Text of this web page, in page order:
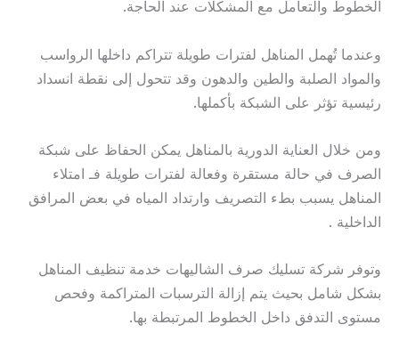
الخطوط والتعامل مع المشكلات عند الحاجة.
وعندما تُهمل المناهل لفترات طويلة تتراكم داخلها الرواسب
والمواد الصلبة والطين والدهون وقد تتحول إلى نقطة انسداد
رئيسية تؤثر على الشبكة بأكملها.
ومن خلال العناية الدورية بالمناهل يمكن الحفاظ على شبكة
الصرف في حالة مستقرة وفعالة لفترات طويلة فـ امتلاء
المناهل يسبب بطء التصريف وارتداد المياه في بعض المرافق
الداخلية .
وتوفر شركة تسليك صرف الشاليهات خدمة تنظيف المناهل
بشكل شامل بحيث يتم إزالة الترسبات المتراكمة وفحص
مستوى التدفق داخل الخطوط المرتبطة بها.